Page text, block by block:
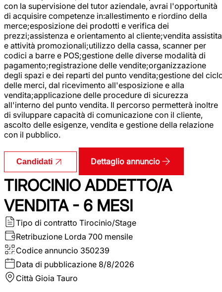
con la supervisione del tutor aziendale, avrai l'opportunità
di acquisire competenze in:allestimento e riordino della
merce;esposizione dei prodotti e verifica dei
prezzi;assistenza e orientamento al cliente;vendita assistita
e attività promozionali;utilizzo della cassa, scanner per
codici a barre e POS;gestione delle diverse modalità di
pagamento;registrazione delle vendite;organizzazione
degli spazi e dei reparti del punto vendita;gestione del
delle merci, dal ricevimento all'esposizione e alla
vendita;applicazione delle procedure di sicurezza
all'interno del punto vendita. Il percorso permetterà inoltre
di sviluppare capacità di comunicazione con il cliente,
ascolto delle esigenze, vendita e gestione della relazione
con il pubblico.
Candidati Dettaglio annuncio
TIROCINIO ADDETTO/A
VENDITA - 6 MESI
Tipo di contratto Tirocinio/Stage
Retribuzione Lorda 700 mensile
Codice annuncio 350239
Data di pubblicazione 8/8/2026
Città Gioia Tauro